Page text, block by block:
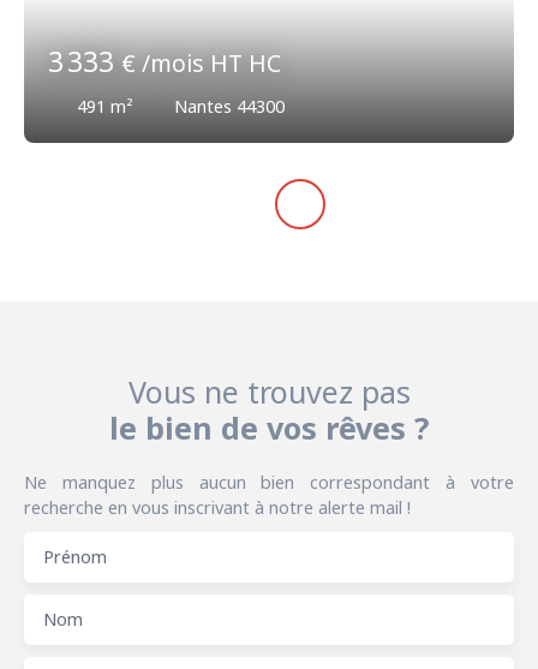
3 333€ /mois HT HC
491 m² Nantes 44300
Vous ne trouvez pas
le bien de vos rêves ?
Ne manquez plus aucun bien correspondant à votre
recherche en vous inscrivant à notre alerte mail !
Prénom
Nom